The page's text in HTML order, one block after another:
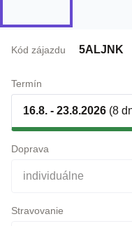
Termín
Doprava